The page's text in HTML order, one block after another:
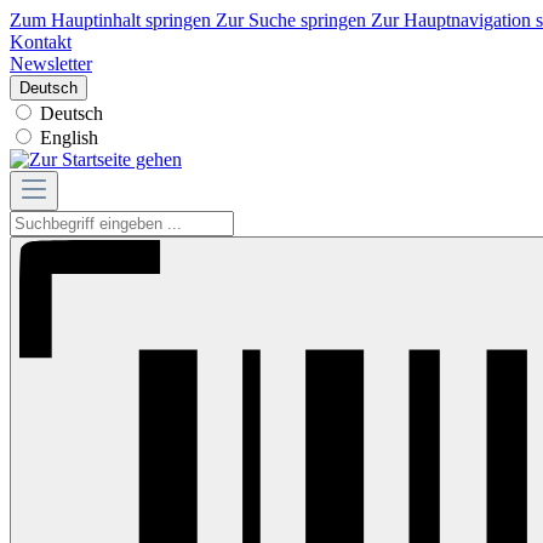
Zum Hauptinhalt springen Zur Suche springen Zur Hauptnavigation
Kontakt
Newsletter
Deutsch
Deutsch
English